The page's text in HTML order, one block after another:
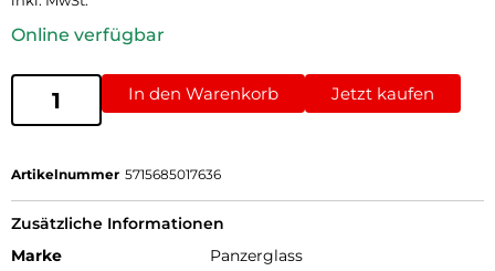
Online verfügbar
In den Warenkorb Jetzt kaufen
Artikelnummer 5715685017636
Zusätzliche Informationen
Marke
Panzerglass